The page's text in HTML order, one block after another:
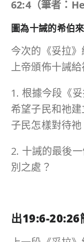
62:4（筆者：
圖為十誡的希伯
今次的《妥拉
上帝頒佈十誡
1. 根據今段《
希望子民和祂
子民怎樣對待祂
2. 十誡的最後
別之處？
出19:6-20:26